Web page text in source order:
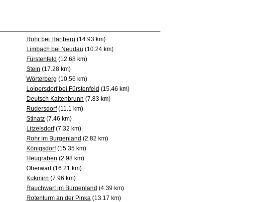
Rohr bei Hartberg (14.93 km)
Limbach bei Neudau (10.24 km)
Fürstenfeld (12.68 km)
Stein (17.28 km)
Wörterberg (10.56 km)
Loipersdorf bei Fürstenfeld (15.46 km)
Deutsch Kaltenbrunn (7.83 km)
Rudersdorf(11.1 km)
Stinatz (7.46 km)
Litzelsdorf(7.32 km)
Rohr im Burgenland (2.82 km)
Königsdorf(15.35 km)
Heugraben (2.98 km)
Oberwart(16.21 km)
Kukmirn (7.96 km)
Rauchwart im Burgenland (4.39 km)
Rotenturm an der Pinka (13.17 km)